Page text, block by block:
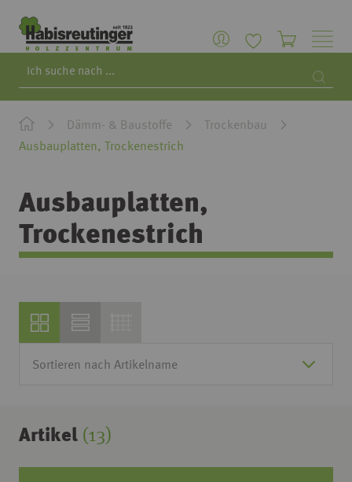
Dämm- & Baustoffe
Trockenbau
Ausbauplatten, Trockenestrich
Ausbauplatten,
Trockenestrich
Artikel (13)